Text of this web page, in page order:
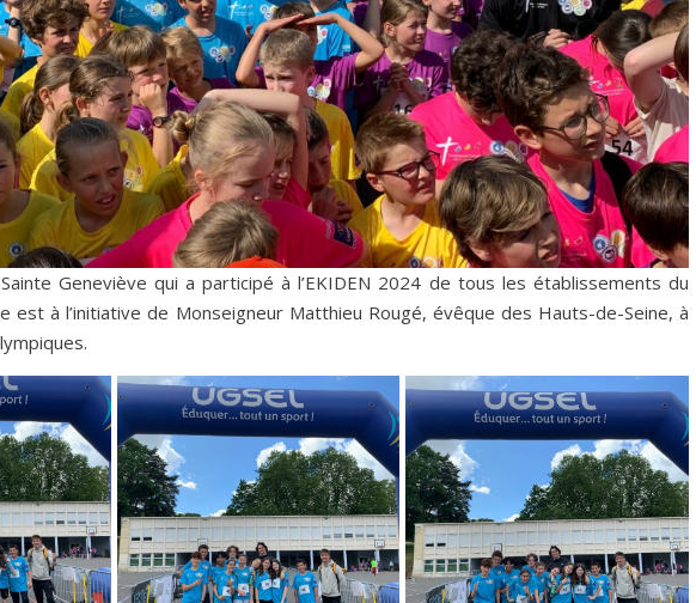
Geneviève qui a participé à l’EKIDEN 2024 de tous les établissements du
est à l’initiative de Monseigneur Matthieu Rougé, évêque des Hauts-de-Seine, à